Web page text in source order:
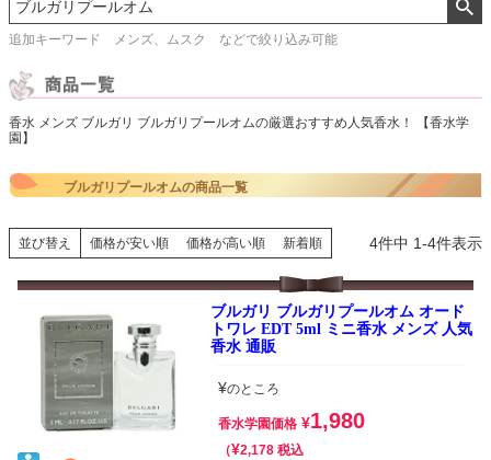
追加キーワード メンズ、ムスク などで絞り込み可能
香水 メンズ ブルガリ ブルガリプールオムの厳選おすすめ人気香水！ 【香水学
園】
ブルガリプールオムの商品一覧
並び替え 価格が安い順 価格が高い順 新着順 4件中 1-4件表示
ブルガリ ブルガリプールオム オード
トワレ EDT 5ml ミニ香水 メンズ 人気
香水 通販
¥のところ
香水学園価格 ¥1,980
¥2,178 税込